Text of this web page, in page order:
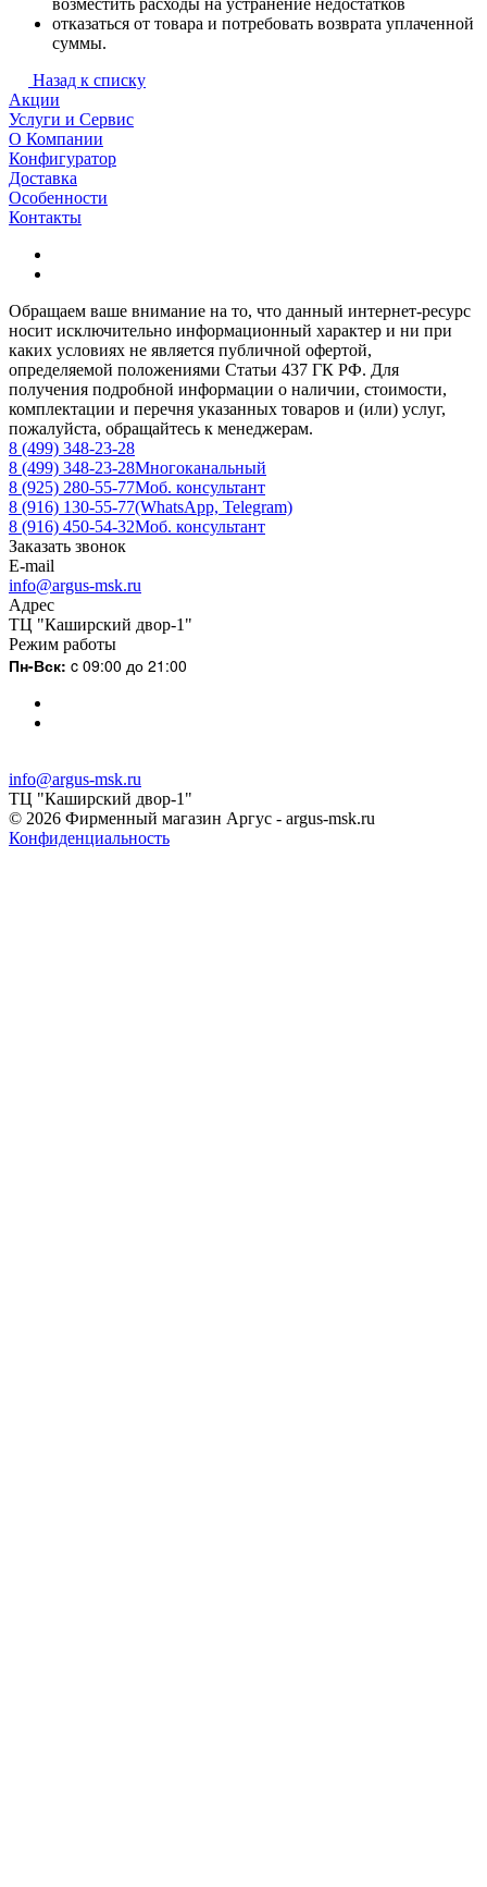
возместить расходы на устранение недостатков
отказаться от товара и потребовать возврата уплаченной
суммы.
Назад к списку
Акции
Услуги и Сервис
О Компании
Конфигуратор
Доставка
Особенности
Контакты
Обращаем ваше внимание на то, что данный интернет-ресурс
носит исключительно информационный характер и ни при
каких условиях не является публичной офертой,
определяемой положениями Статьи 437 ГК РФ. Для
получения подробной информации о наличии, стоимости,
комплектации и перечня указанных товаров и (или) услуг,
пожалуйста, обращайтесь к менеджерам.
8 (499) 348-23-28
8 (499) 348-23-28Многоканальный
8 (925) 280-55-77Моб. консультант
8 (916) 130-55-77(WhatsApp, Telegram)
8 (916) 450-54-32Моб. консультант
Заказать звонок
E-mail
info@argus-msk.ru
Адрес
ТЦ "Каширский двор-1"
Режим работы
Пн-Вск: c 09:00 до 21:00
info@argus-msk.ru
ТЦ "Каширский двор-1"
© 2026 Фирменный магазин Аргус - argus-msk.ru
Конфиденциальность